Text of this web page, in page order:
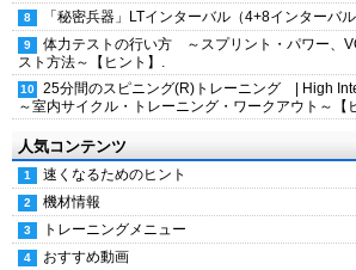
「秘密兵器」LTインターバル（4+8インターバ
体力テストの行い方 ～スプリント・パワー、
スト方法～【ヒント】.
25分間のスピニング(R)トレーニング | High
～室内サイクル・トレーニング・ワークアウト～【
人気コンテンツ
速くなるためのヒント
機材情報
トレーニングメニュー
おすすめ動画